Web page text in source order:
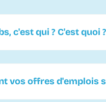
c'est qui ? C'est quoi ?
vos offres d'emplois